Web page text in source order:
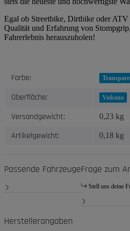
Egal ob Streetbike, Dirtbike oder ATV
Qualität und Erfahrung von
Fahrerlebnis herauszuholen!
Produkteigenschaft
Wert
Farbe:
Oberfläche: Vulcano
Versandgewicht: 0,23 kg
Artikelgewicht: 0,18 kg
Passende FahrzeugeFrage zum
Stell uns deine
Herstellerangaben